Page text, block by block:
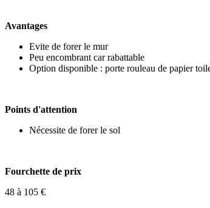
Avantages
Evite de forer le mur
Peu encombrant car rabattable
Option disponible : porte rouleau de papier
Points d'attention
Nécessite de forer le sol
Fourchette de prix
48 à 105 €